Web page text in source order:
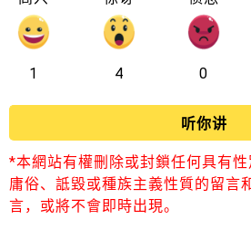
1 4 0
听你讲
*本網站有權刪除或封鎖任何具有性
庸俗、詆毀或種族主義性質的留言
言，或將不會即時出現。